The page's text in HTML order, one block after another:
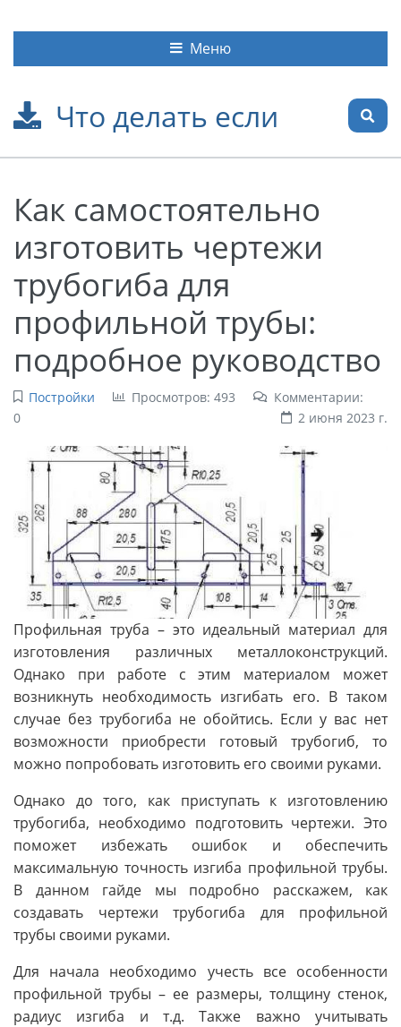
Что делать если
Меню
Как самостоятельно
изготовить чертежи
трубогиба для
профильной трубы:
подробное руководство
Постройки Просмотров: 493
Комментарии:
0
2 июня 2023 г.
Профильная труба – это идеальный материал для
изготовления различных металлоконструкций.
Однако при работе с этим материалом может
возникнуть необходимость изгибать его. В таком
случае без трубогиба не обойтись. Если у вас нет
возможности приобрести готовый трубогиб, то
можно попробовать изготовить его своими руками.
Однако до того, как приступать к изготовлению
трубогиба, необходимо подготовить чертежи. Это
поможет избежать ошибок и обеспечить
максимальную точность изгиба профильной трубы.
В данном гайде мы подробно расскажем, как
создавать чертежи трубогиба для профильной
трубы своими руками.
Для начала необходимо учесть все особенности
профильной трубы – ее размеры, толщину стенок,
радиус изгиба и т.д. Также важно учитывать